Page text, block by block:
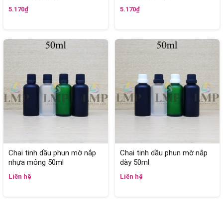
5.170₫ 5.170₫
Chai tinh dầu phun mờ nắp
nhựa mỏng 50ml
Liên hệ
Chai tinh dầu phun mờ nắp
dày 50ml
Liên hệ